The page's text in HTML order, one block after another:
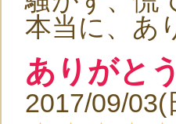
本当に、あ
ありがと
2017/09/03(